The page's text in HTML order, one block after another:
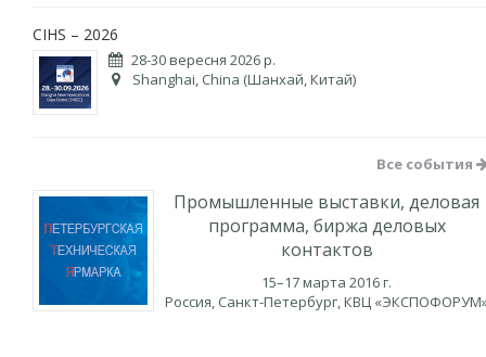
CIHS – 2026
28-30 вересня 2026 р.
Shanghai, China (Шанхай, Китай)
Все события
Промышленные выставки, деловая
программа, биржа деловых
контактов
15–17 марта 2016 г.
Россия, Санкт-Петербург, КВЦ